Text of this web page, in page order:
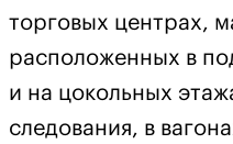
торговых центрах,
расположенных в
и на цокольных
следования, в